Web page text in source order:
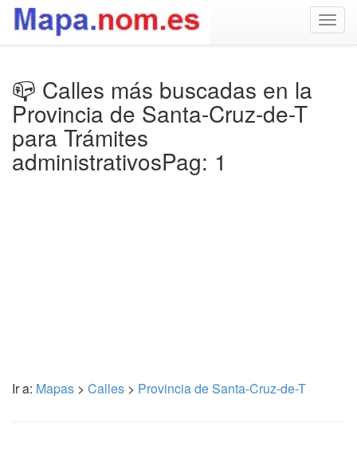
📪 Calles más buscadas en la
Provincia de Santa-Cruz-de-T
para Trámites
administrativosPag: 1
Ir a: Mapas > Calles > Provincia de Santa-Cruz-de-T